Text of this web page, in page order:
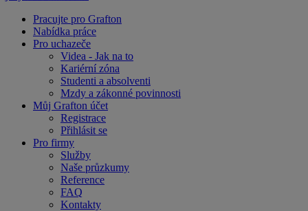
Pracujte pro Grafton
Nabídka práce
Pro uchazeče
Videa - Jak na to
Kariérní zóna
Studenti a absolventi
Mzdy a zákonné povinnosti
Můj Grafton účet
Registrace
Přihlásit se
Pro firmy
Služby
Naše průzkumy
Reference
FAQ
Kontakty